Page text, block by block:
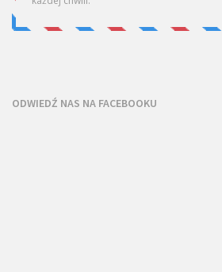
ODWIEDŹ NAS NA FACEBOOKU